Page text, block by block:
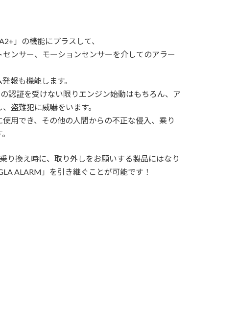
」の機能にプラスして、
ンサー、モーションセンサーを介してのアラー
報も機能します。
認証を受けない限りエンジン始動はもちろん、ア
盗難犯に威嚇をいます。
用でき、その他の人間からの不正な侵入、乗り
り換え時に、取り外しをお願いする製品にはなり
ALARM」を引き継ぐことが可能です！